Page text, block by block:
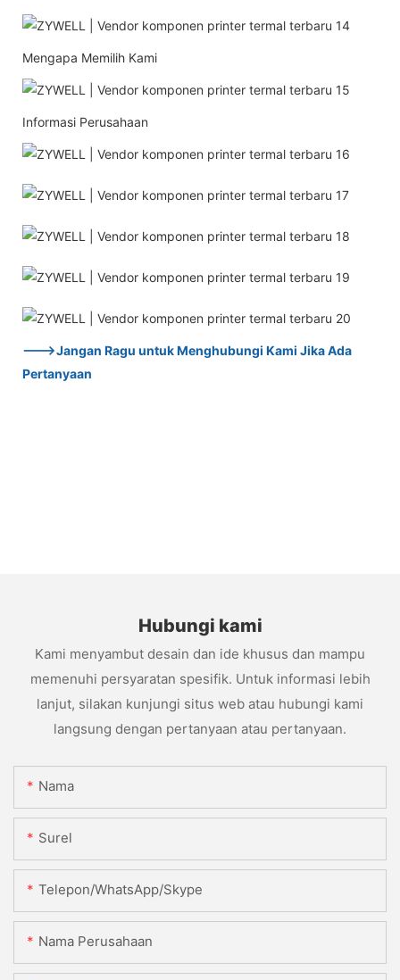
Mengapa Memilih Kami
Informasi Perusahaan
--->Jangan Ragu untuk Menghubungi Kami Jika Ada
Pertanyaan
Hubungi kami
Kami menyambut desain dan ide khusus dan mampu
memenuhi persyaratan spesifik. Untuk informasi lebih
lanjut, silakan kunjungi situs web atau hubungi kami
langsung dengan pertanyaan atau pertanyaan.
Nama
Surel
Telepon/WhatsApp/Skype
Nama Perusahaan